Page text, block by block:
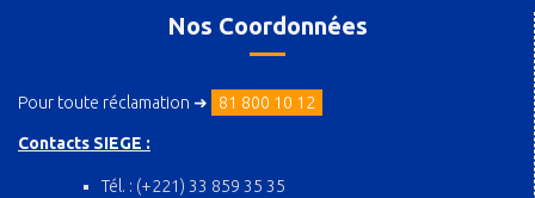
Nos Coordonnées
Pour toute réclamation ➜ 81 800 10 12
Contacts SIEGE :
Tél. : (+221) 33 859 35 35